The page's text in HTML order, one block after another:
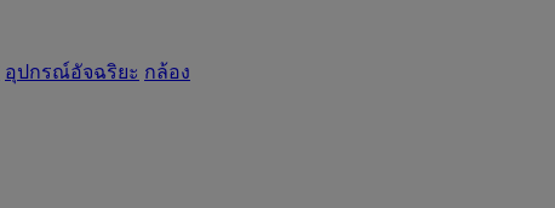
อุปกรณ์อัจฉริยะ กล้อง